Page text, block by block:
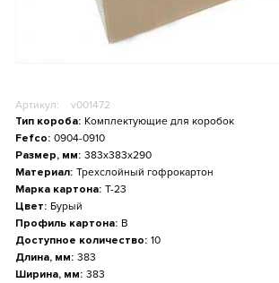
Артикул:
v001472
Тип короба: Комплектующие для коробок
Fefco: 0904-0910
Размер, мм: 383x383x290
Материал: Трехслойный гофрокартон
Марка картона: Т-23
Цвет: Бурый
Профиль картона: B
Доступное количество: 10
Длина, мм: 383
Ширина, мм: 383